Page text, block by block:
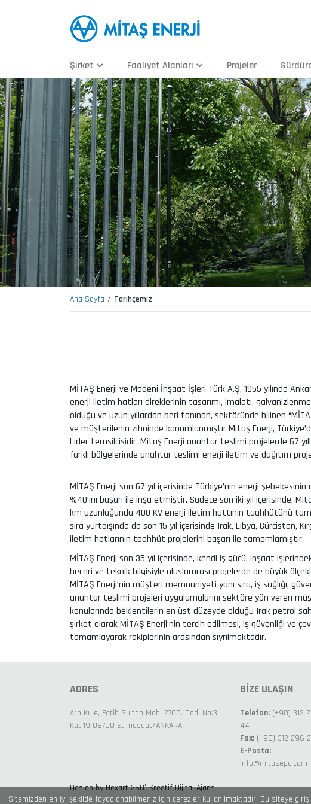
Sitemizden en iyi şekilde faydalanabilmeniz için çerezler kullanılmaktadır. Bu siteye giriş
Şirket Faaliyet Alanları Projeler
Ana Sayfa Tarihçemiz
MİTAŞ Enerji ve Madeni İnşaat İşleri Türk A.Ş, 1955 yılında
enerji iletim hatları direklerinin tasarımı, imalatı,
olduğu ve uzun yıllardan beri tanınan, sektöründe bilinen
ve müşterilenin zihninde konumlanmıştır Mitaş Enerji,
Lider temsilcisidir. Mitaş Enerji anahtar teslimi projelerde 67
farklı bölgelerinde anahtar teslimi enerji iletim ve dağıtım
MİTAŞ Enerji son 67 yıl içerisinde Türkiye’nin enerji
%40’ını başarı ile inşa etmiştir. Sadece son iki yıl içerisinde,
km uzunluğunda 400 KV enerji iletim hattının taahhütünü
sıra yurtdışında da son 15 yıl içerisinde Irak, Libya, Gürcistan,
iletim hatlarının taahhüt projelerini başarı ile tamamlamıştır.
MİTAŞ Enerji son 35 yıl içerisinde, kendi iş gücü, inşaat
beceri ve teknik bilgisiyle uluslararası projelerde de büyük
MİTAŞ Enerji’nin müşteri memnuniyeti yanı sıra, iş sağlığı,
anahtar teslimi projeleri uygulamalarını sektöre yön veren
konularında beklentilerin en üst düzeyde olduğu Irak petrol
şirket olarak MİTAŞ Enerji’nin tercih edilmesi, iş güvenliği ve
tamamlayarak rakiplerinin arasından sıyrılmaktadır.
ADRES
Arp Kule, Fatih Sultan Mah. 2700. Cad. No:3
Kat:19 06790 Etimesgut/ANKARA
BİZE ULAŞIN
Telefon: (+90) 312
44
Fax: (+90) 312 296
E-Posta:
info@mitasepc.com
Design by Nexart 360° Kreatif Dijital Ajans